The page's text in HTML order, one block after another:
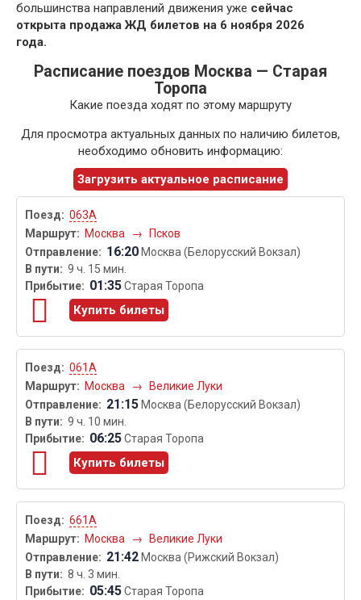
большинства направлений движения уже сейчас
открыта продажа ЖД билетов на 6 ноября 2026
года.
Расписание поездов Москва — Старая
Торопа
Какие поезда ходят по этому маршруту
Для просмотра актуальных данных по наличию билетов,
необходимо обновить информацию:
Загрузить актуальное расписание
063А
Москва
→ Псков
16:20 Москва (Белорусский Вокзал)
9 ч. 15 мин.
01:35Старая Торопа
Купить билеты
061А
Москва
→ Великие Луки
21:15 Москва (Белорусский Вокзал)
9 ч. 10 мин.
06:25Старая Торопа
Купить билеты
661А
Москва
→ Великие Луки
21:42 Москва (Рижский Вокзал)
8 ч. 3 мин.
05:45Старая Торопа